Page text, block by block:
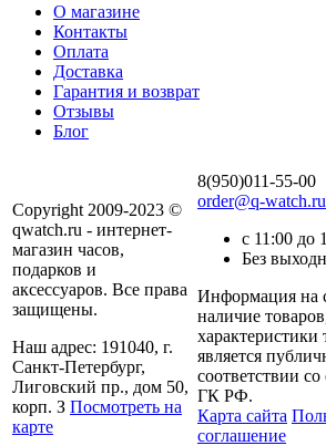
О магазине
Контакты
Оплата
Доставка
Гарантия и возврат
Отзывы
Блог
Copyright 2009-2023 ©
qwatch.ru - интернет-
магазин часов,
подарков и
аксессуаров. Все права
защищены.
Наш адрес: 191040, г.
Санкт-Петербург,
Лиговский пр., дом 50,
корп. З Посмотреть на
карте
8(950)011-55-00
order@q-watch.ru
с 11:00 до
Без
Информация на
наличие
характеристики
является
соответствии
ГК РФ.
Карта сайта
соглашение